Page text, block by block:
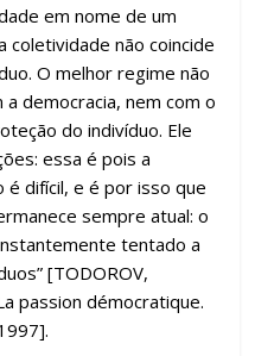
em nome de um
coletividade não coincide
O melhor regime não
democracia, nem com o
do indivíduo. Ele
essa é pois a
é difícil, e é por isso que
sempre atual: o
tentado a
[TODOROV,
passion démocratique.